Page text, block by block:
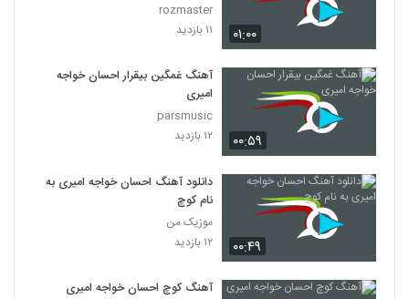
۰۱:۰۰
rozmaster
۱۱ بازدید
۰۰:۵۹
آهنگ غمگین بیقرار احسان خواجه
امیری
parsmusic
۱۲ بازدید
۰۰:۴۹
دانلود آهنگ احسان خواجه امیری به
نام کوچ
موزیک من
۱۲ بازدید
آهنگ کوچ احسان خواجه امیری